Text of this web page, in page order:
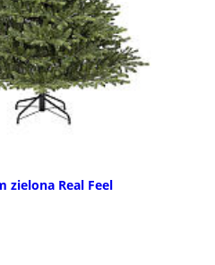
zielona Real Feel